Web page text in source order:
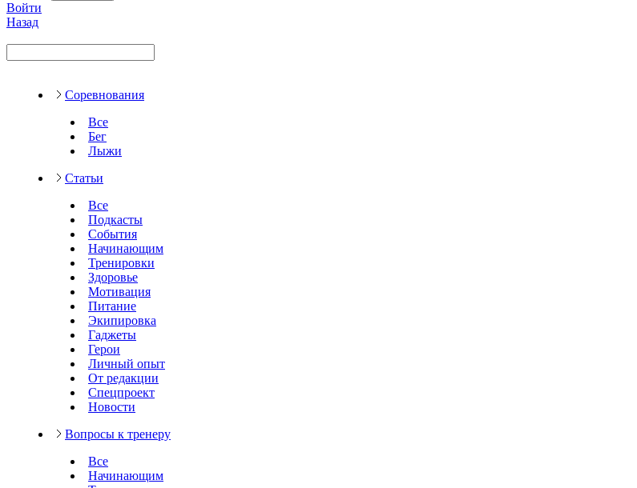
Войти
Назад
Соревнования
Все
Бег
Лыжи
Статьи
Все
Подкасты
События
Начинающим
Тренировки
Здоровье
Мотивация
Питание
Экипировка
Гаджеты
Герои
Личный опыт
От редакции
Спецпроект
Новости
Вопросы к тренеру
Все
Начинающим